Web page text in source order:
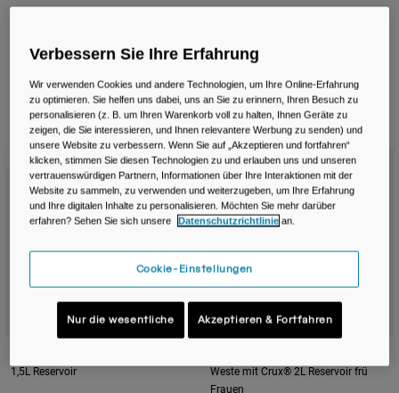
Flaschen
Becher & Travel Mugs
Gürtel & Hüfttaschen
Trinkblasen
Alle kaufen
Ski und Snowboard
Reisen & Lifestyle
Unsere Mission
Unsere Partner
4 Ergebnisse
Filtern und Sortieren
Neue Farbe
1,5L Reservoir
Neue Farbe
Weste mit Crux® 2L Reservoir frü
Frauen
Verbessern Sie Ihre Erfahrung
Wir verwenden Cookies und andere Technologien, um Ihre Online-Erfahrung
zu optimieren. Sie helfen uns dabei, uns an Sie zu erinnern, Ihren Besuch zu
personalisieren (z. B. um Ihren Warenkorb voll zu halten, Ihnen Geräte zu
zeigen, die Sie interessieren, und Ihnen relevantere Werbung zu senden) und
unsere Website zu verbessern. Wenn Sie auf „Akzeptieren und fortfahren“
klicken, stimmen Sie diesen Technologien zu und erlauben uns und unseren
vertrauenswürdigen Partnern, Informationen über Ihre Interaktionen mit der
Website zu sammeln, zu verwenden und weiterzugeben, um Ihre Erfahrung
und Ihre digitalen Inhalte zu personalisieren. Möchten Sie mehr darüber
erfahren? Sehen Sie sich unsere
Datenschutzrichtlinie an.
Cookie-Einstellungen
Nur die wesentliche Akzeptieren & Fortfahren